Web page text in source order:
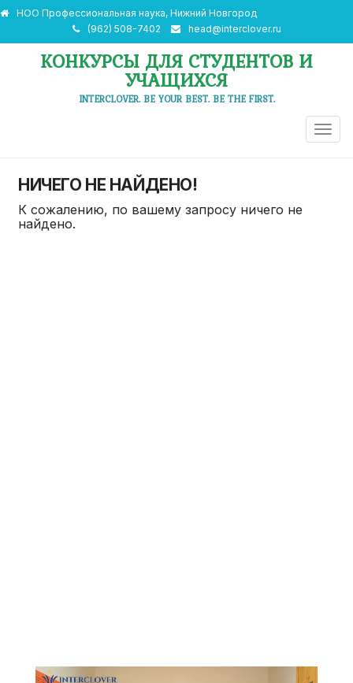
НОО Профессиональная наука, Нижний Новгород
(962) 508-7402
head@interclover.ru
КОНКУРСЫ ДЛЯ СТУДЕНТОВ И
УЧАЩИХСЯ
INTERCLOVER. BE YOUR BEST. BE THE FIRST.
НИЧЕГО НЕ НАЙДЕНО!
К сожалению, по вашему запросу ничего не
найдено.
Видеоплеер